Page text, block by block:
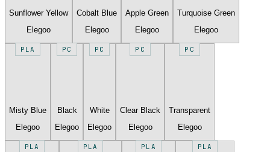
Sunflower Yellow
Elegoo
Cobalt Blue
Elegoo
Apple Green
Elegoo
Turquoise Green
Elegoo
PLA
Misty Blue
Elegoo
PC
Black
Elegoo
PC
White
Elegoo
PC
Clear Black
Elegoo
PC
Transparent
Elegoo
PLA PLA PLA PLA